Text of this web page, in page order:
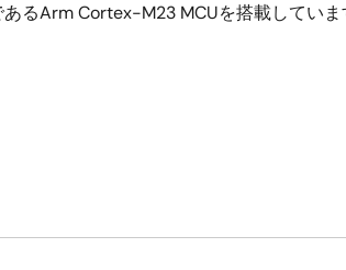
るArm Cortex-M23 MCUを搭載していま